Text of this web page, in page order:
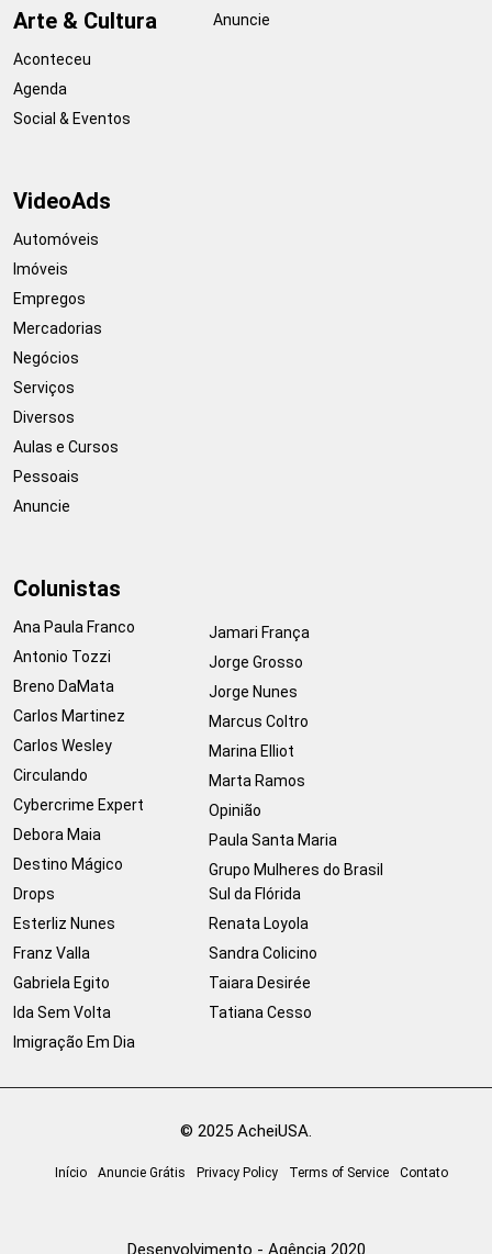
Arte & Cultura
Aconteceu
Agenda
Social & Eventos
Anuncie
VideoAds
Automóveis
Imóveis
Empregos
Mercadorias
Negócios
Serviços
Diversos
Aulas e Cursos
Pessoais
Anuncie
Colunistas
Ana Paula Franco
Antonio Tozzi
Breno DaMata
Carlos Martinez
Carlos Wesley
Circulando
Cybercrime Expert
Debora Maia
Destino Mágico
Drops
Esterliz Nunes
Franz Valla
Gabriela Egito
Ida Sem Volta
Imigração Em Dia
Jamari França
Jorge Grosso
Jorge Nunes
Marcus Coltro
Marina Elliot
Marta Ramos
Opinião
Paula Santa Maria
Grupo Mulheres do Brasil
Sul da Flórida
Renata Loyola
Sandra Colicino
Taiara Desirée
Tatiana Cesso
© 2025 AcheiUSA.
Início Anuncie Grátis Privacy Policy Terms of Service Contato
Desenvolvimento - Agência 2020